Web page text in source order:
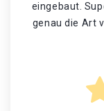
eingebaut.
genau die Art